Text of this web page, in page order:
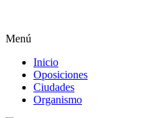
Menú
Inicio
Oposiciones
Ciudades
Organismo